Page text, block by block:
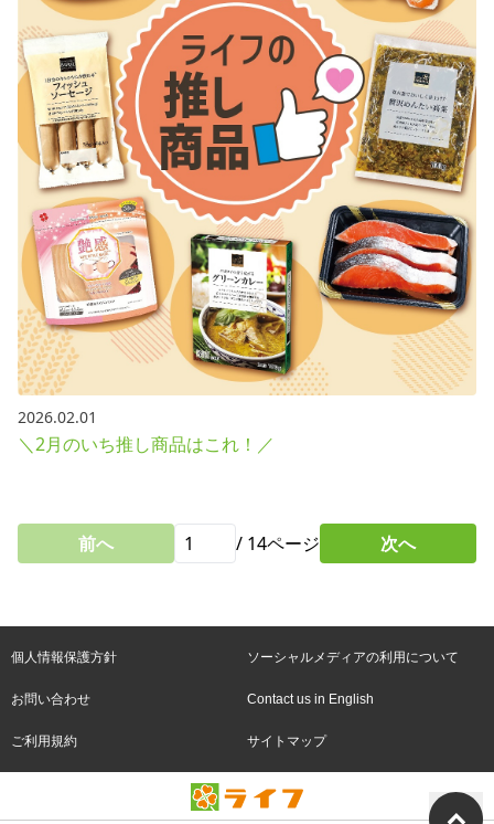
2026.02.01
＼2月のいち推し商品はこれ！／
前へ / 14ページ 次へ
個人情報保護方針 ソーシャルメディアの利用について
お問い合わせ Contact us in English
ご利用規約 サイトマップ